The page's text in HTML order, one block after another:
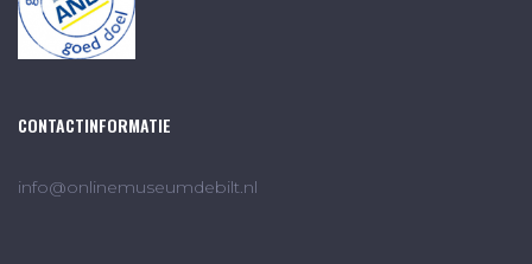
CONTACTINFORMATIE
info@onlinemuseumdebilt.nl